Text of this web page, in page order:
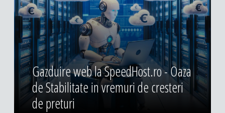
Gazduire web la SpeedHost.ro - Oaza
de Stabilitate in vremuri de cresteri
de preturi